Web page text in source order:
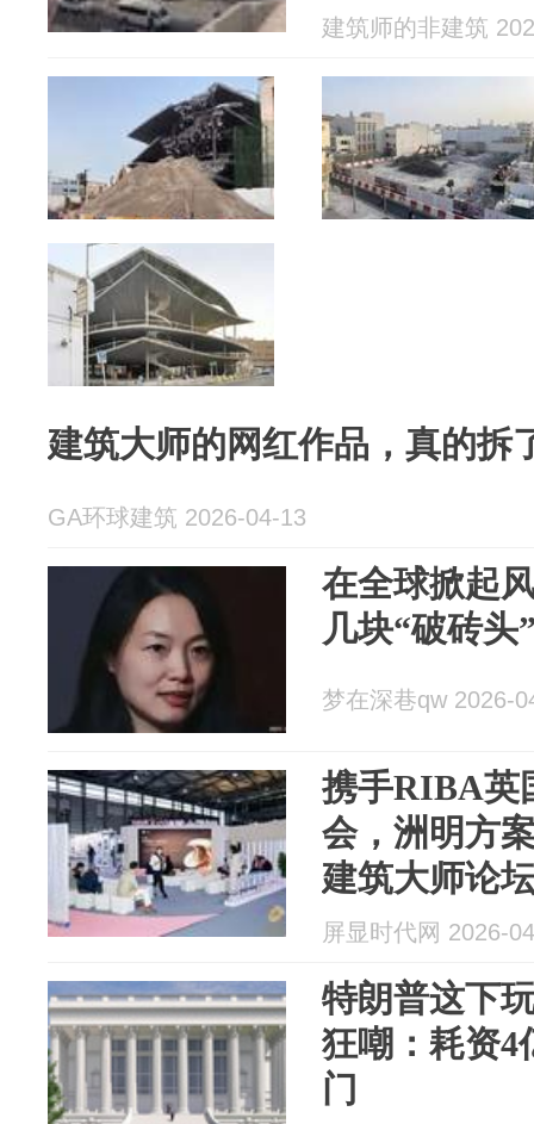
建筑师的非建筑
建筑大师的网红作品，真的拆
GA环球建筑 2026-04-13
在全球掀起
几块“破砖头
梦在深巷qw 2026-
携手RIBA英
会，洲明方
建筑大师论
屏显时代网 2026-
特朗普这下
狂嘲：耗资4
门